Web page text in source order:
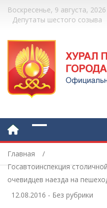
Воскресенье, 9 августа, 2026
Депутаты шестого созыва
Главная
Госавтоинспекция
очевидцев наезда на
12.08.2016 - Без рубрики